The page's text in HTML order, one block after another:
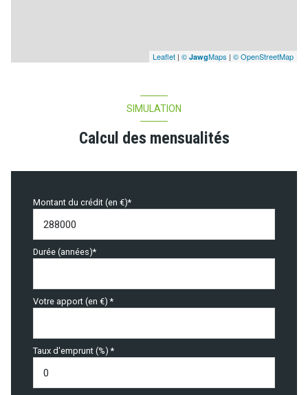
Leaflet | © JawgMaps | © OpenStreetMap
SIMULATION
Calcul des mensualités
Montant du crédit (en €)*
Durée (années)*
Votre apport (en €) *
Taux d'emprunt (%) *